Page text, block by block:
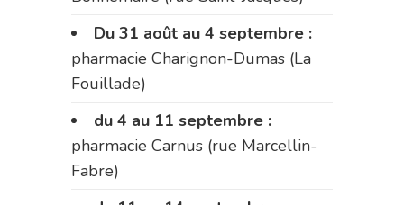
Du 31 août au 4 septembre :
pharmacie Charignon-Dumas (La
Fouillade)
du 4 au 11 septembre :
pharmacie Carnus (rue Marcellin-
Fabre)